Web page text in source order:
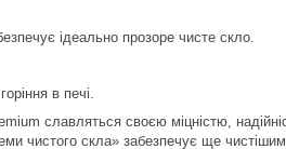
ідеально прозоре чисте скло.
в печі.
славляться своєю міцністю,
чистого скла» забезпечує ще